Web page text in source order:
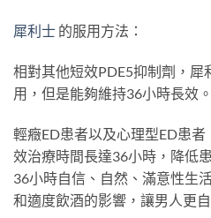
犀利士 的服用方法：
相對其他短效PDE5抑制劑，犀
用，但是能夠維持36小時長效。
輕癥ED患者以及心理型ED患
效治療時間長達36小時，降低
36小時自信、自然、滿意性生
和適度飲酒的影響，讓男人更自